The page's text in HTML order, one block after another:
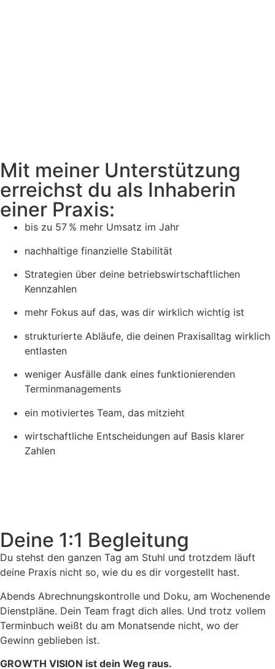
Mit meiner Unterstützung
erreichst du als Inhaberin
einer Praxis:
bis zu 57 % mehr Umsatz im Jahr
nachhaltige finanzielle Stabilität
Strategien über deine betriebswirtschaftlichen
Kennzahlen
mehr Fokus auf das, was dir wirklich wichtig ist
strukturierte Abläufe, die deinen Praxisalltag wirklich
entlasten
weniger Ausfälle dank eines funktionierenden
Terminmanagements
ein motiviertes Team, das mitzieht
wirtschaftliche Entscheidungen auf Basis klarer
Zahlen
Deine 1:1 Begleitung
Du stehst den ganzen Tag am Stuhl und trotzdem läuft
deine Praxis nicht so, wie du es dir vorgestellt hast.
Abends Abrechnungskontrolle und Doku, am Wochenende
Dienstpläne. Dein Team fragt dich alles. Und trotz vollem
Terminbuch weißt du am Monatsende nicht, wo der
Gewinn geblieben ist.
GROWTH VISION ist dein Weg raus.